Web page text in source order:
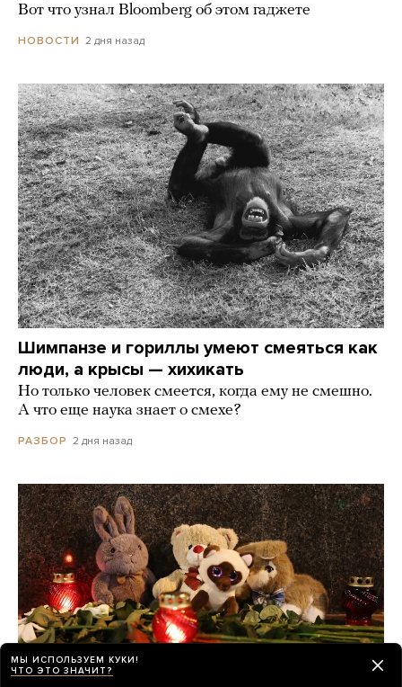
Вот что узнал Bloomberg об этом гаджете
НОВОСТИ 2 дня назад
Шимпанзе и гориллы умеют смеяться как
люди, а крысы — хихикать
Но только человек смеется, когда ему не смешно.
А что еще наука знает о смехе?
РАЗБОР 2 дня назад
МЫ ИСПОЛЬЗУЕМ КУКИ!
ЧТО ЭТО ЗНАЧИТ?